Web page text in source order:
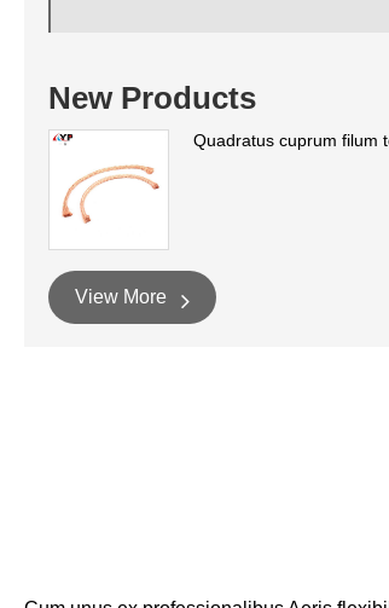
New Products
Quadratus cuprum filum
View More